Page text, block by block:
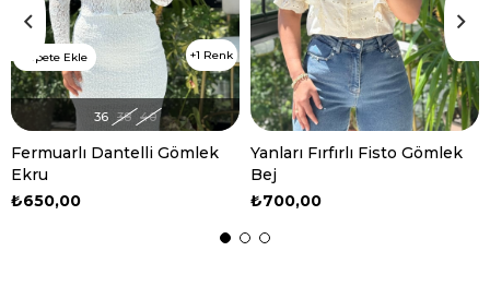
1 Renk
Fermuarlı Dantelli Gömlek
Ekru
₺650,00
Sepete Ekle
36 38 40
Yanları Fırfırlı Fisto Gömlek
Bej
₺700,00